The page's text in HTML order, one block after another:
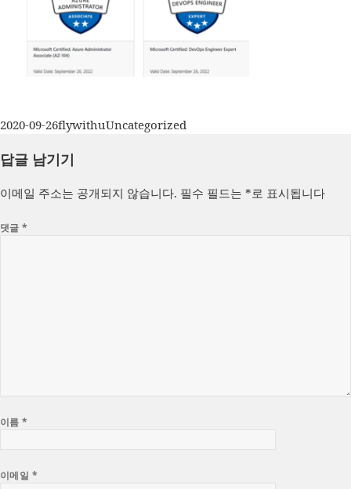
작
일
2020-09-26글
이
flywithu카
Uncategorized
답글 남기기
이메일 주소는 공개되지 않습니다. 필수 필드는 *로 표시됩니다
댓글*
이름*
이메일 *